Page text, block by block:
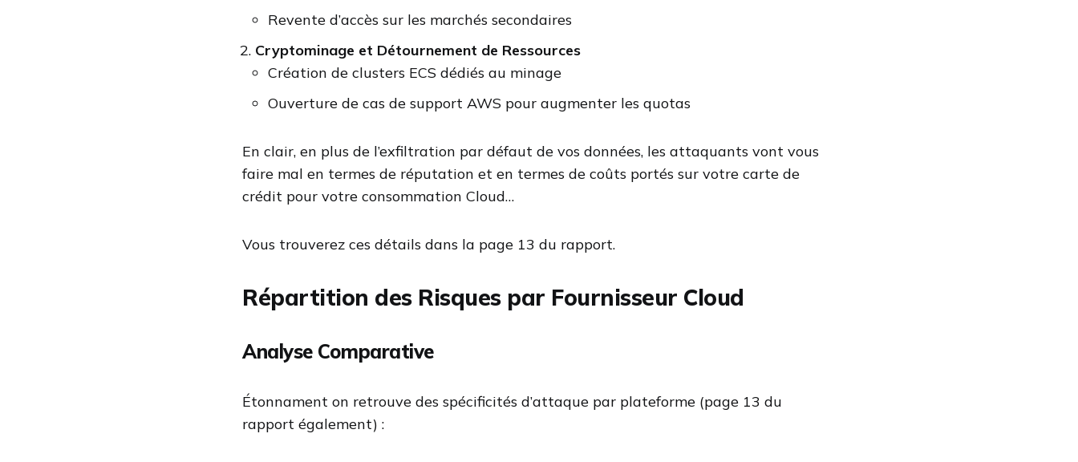
Revente d’accès sur les marchés secondaires
Cryptominage et Détournement de Ressources
Création de clusters ECS dédiés au minage
Ouverture de cas de support AWS pour augmenter les quotas
En clair, en plus de l’exfiltration par défaut de vos données, les attaquants vont vous
faire mal en termes de réputation et en termes de coûts portés sur votre carte de
crédit pour votre consommation Cloud…
Vous trouverez ces détails dans la page 13 du rapport.
Répartition des Risques par Fournisseur Cloud
Analyse Comparative
Étonnament on retrouve des spécificités d’attaque par plateforme (page 13 du
rapport également) :